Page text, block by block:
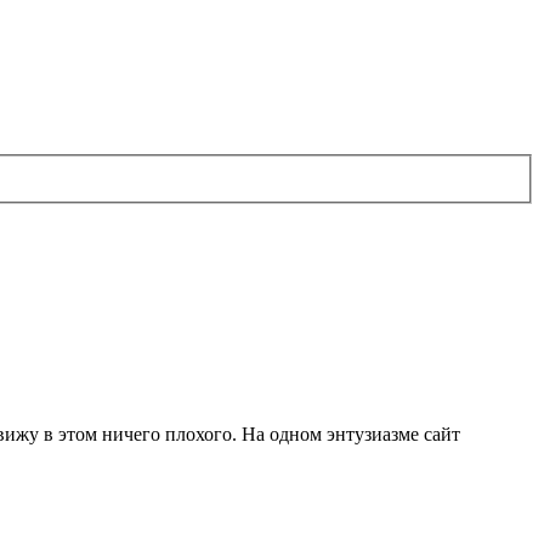
в этом ничего плохого. На одном энтузиазме сайт